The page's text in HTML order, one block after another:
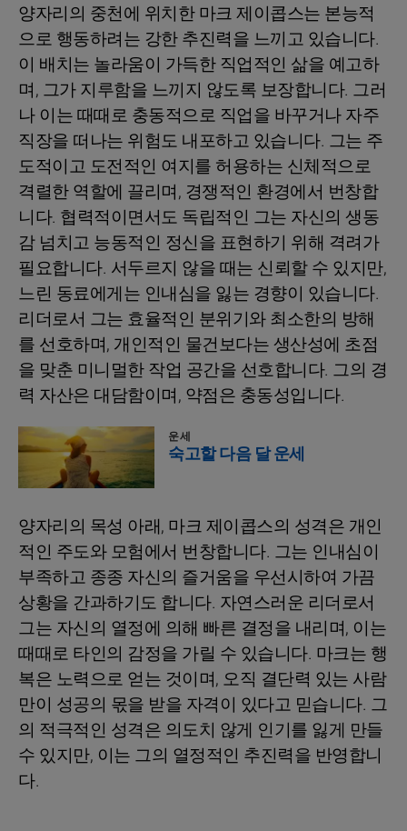
양자리의 중천에 위치한 마크 제이콥스는 본능적
으로 행동하려는 강한 추진력을 느끼고 있습니다.
이 배치는 놀라움이 가득한 직업적인 삶을 예고하
며, 그가 지루함을 느끼지 않도록 보장합니다. 그러
나 이는 때때로 충동적으로 직업을 바꾸거나 자주
직장을 떠나는 위험도 내포하고 있습니다. 그는 주
도적이고 도전적인 여지를 허용하는 신체적으로
격렬한 역할에 끌리며, 경쟁적인 환경에서 번창합
니다. 협력적이면서도 독립적인 그는 자신의 생동
감 넘치고 능동적인 정신을 표현하기 위해 격려가
필요합니다. 서두르지 않을 때는 신뢰할 수 있지만,
느린 동료에게는 인내심을 잃는 경향이 있습니다.
리더로서 그는 효율적인 분위기와 최소한의 방해
를 선호하며, 개인적인 물건보다는 생산성에 초점
을 맞춘 미니멀한 작업 공간을 선호합니다. 그의 경
력 자산은 대담함이며, 약점은 충동성입니다.
운세
숙고할 다음 달 운세
양자리의 목성 아래, 마크 제이콥스의 성격은 개인
적인 주도와 모험에서 번창합니다. 그는 인내심이
부족하고 종종 자신의 즐거움을 우선시하여 가끔
상황을 간과하기도 합니다. 자연스러운 리더로서
그는 자신의 열정에 의해 빠른 결정을 내리며, 이는
때때로 타인의 감정을 가릴 수 있습니다. 마크는 행
복은 노력으로 얻는 것이며, 오직 결단력 있는 사람
만이 성공의 몫을 받을 자격이 있다고 믿습니다. 그
의 적극적인 성격은 의도치 않게 인기를 잃게 만들
수 있지만, 이는 그의 열정적인 추진력을 반영합니
다.